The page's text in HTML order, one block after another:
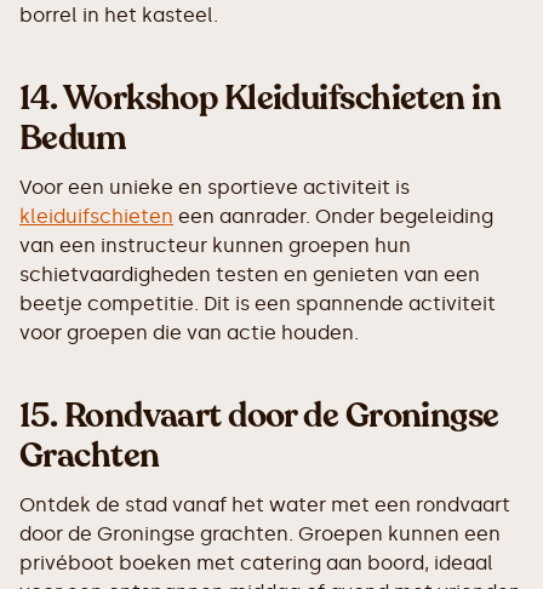
borrel in het kasteel.
14.Workshop Kleiduifschieten in
Bedum
Voor een unieke en sportieve activiteit is
kleiduifschieten een aanrader. Onder begeleiding
van een instructeur kunnen groepen hun
schietvaardigheden testen en genieten van een
beetje competitie. Dit is een spannende activiteit
voor groepen die van actie houden.
15.Rondvaart door de Groningse
Grachten
Ontdek de stad vanaf het water met een rondvaart
door de Groningse grachten. Groepen kunnen een
privéboot boeken met catering aan boord, ideaal